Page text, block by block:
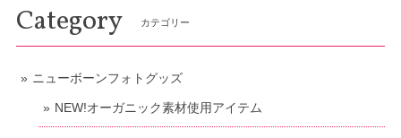
Category カテゴリー
ニューボーンフォトグッズ
NEW!オーガニック素材使用アイテム